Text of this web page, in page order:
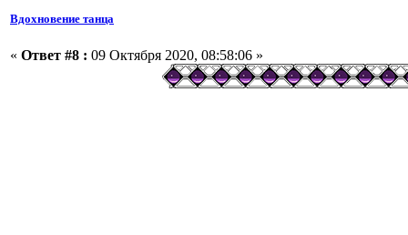
Вдохновение танца
« Ответ #8 : 09 Октября 2020, 08:58:06 »